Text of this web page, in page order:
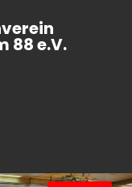
88 e.V.